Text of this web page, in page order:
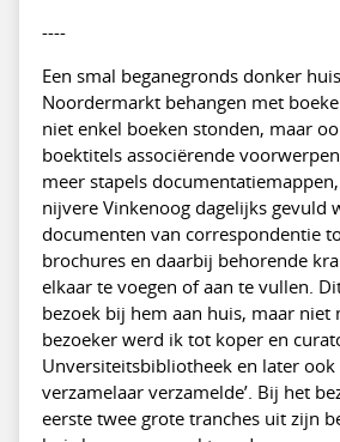
----
Een smal beganegronds donker
Noordermarkt behangen met
niet enkel boeken stonden, maar
boektitels associërende
meer stapels
nijvere Vinkenoog dagelijks gevuld
documenten van correspondentie
brochures en daarbij behorende
elkaar te voegen of aan te vullen.
bezoek bij hem aan huis, maar niet
bezoeker werd ik tot koper en
Unversiteitsbibliotheek en later ook
verzamelaar verzamelde’. Bij het
eerste twee grote tranches uit zijn